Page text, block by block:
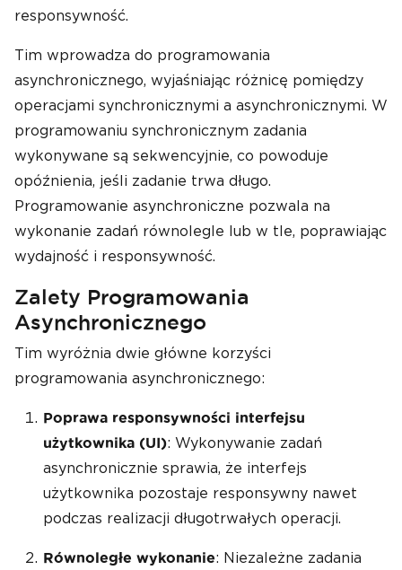
responsywność.
Tim wprowadza do programowania
asynchronicznego, wyjaśniając różnicę pomiędzy
operacjami synchronicznymi a asynchronicznymi. W
programowaniu synchronicznym zadania
wykonywane są sekwencyjnie, co powoduje
opóźnienia, jeśli zadanie trwa długo.
Programowanie asynchroniczne pozwala na
wykonanie zadań równolegle lub w tle, poprawiając
wydajność i responsywność.
Zalety Programowania
Asynchronicznego
Tim wyróżnia dwie główne korzyści
programowania asynchronicznego:
Poprawa responsywności interfejsu
użytkownika (UI): Wykonywanie zadań
asynchronicznie sprawia, że interfejs
użytkownika pozostaje responsywny nawet
podczas realizacji długotrwałych operacji.
Równoległe wykonanie: Niezależne zadania